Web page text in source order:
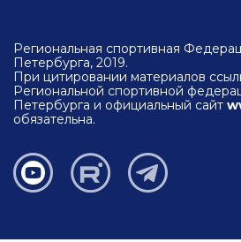
Региональная спортивная
Петербурга, 2019.
При цитировании материалов
Региональной спортивной
Петербурга и официальный сайт
обязательна.